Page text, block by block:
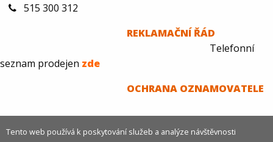
515 300 312
REKLAMAČNÍ ŘÁD
Telefonní
seznam prodejen zde
OCHRANA OZNAMOVATELE
Tento web používá k poskytování služeb a analýze návštěvnosti